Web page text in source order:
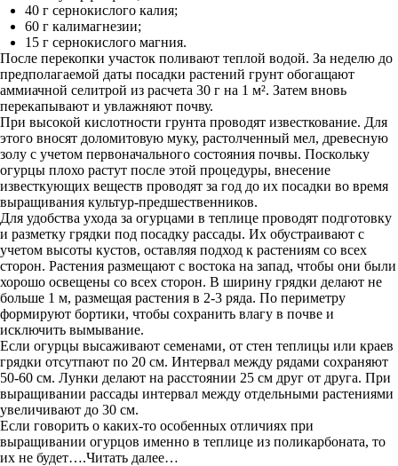
40 г сернокислого калия;
60 г калимагнезии;
15 г сернокислого магния.
После перекопки участок поливают теплой водой. За неделю до
предполагаемой даты посадки растений грунт обогащают
аммиачной селитрой из расчета 30 г на 1 м². Затем вновь
перекапывают и увлажняют почву.
При высокой кислотности грунта проводят известкование. Для
этого вносят доломитовую муку, растолченный мел, древесную
золу с учетом первоначального состояния почвы. Поскольку
огурцы плохо растут после этой процедуры, внесение
известкующих веществ проводят за год до их посадки во время
выращивания культур-предшественников.
Для удобства ухода за огурцами в теплице проводят подготовку
и разметку грядки под посадку рассады. Их обустраивают с
учетом высоты кустов, оставляя подход к растениям со всех
сторон. Растения размещают с востока на запад, чтобы они были
хорошо освещены со всех сторон. В ширину грядки делают не
больше 1 м, размещая растения в 2-3 ряда. По периметру
формируют бортики, чтобы сохранить влагу в почве и
исключить вымывание.
Если огурцы высаживают семенами, от стен теплицы или краев
грядки отсутпают по 20 см. Интервал между рядами сохраняют
50-60 см. Лунки делают на расстоянии 25 см друг от друга. При
выращивании рассады интервал между отдельными растениями
увеличивают до 30 см.
Если говорить о каких-то особенных отличиях при
выращивании огурцов именно в теплице из поликарбоната, то
их не будет….Читать далее…